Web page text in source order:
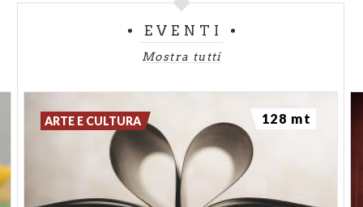
EVENTI
Mostra tutti
ARTE E CULTURA 128 mt